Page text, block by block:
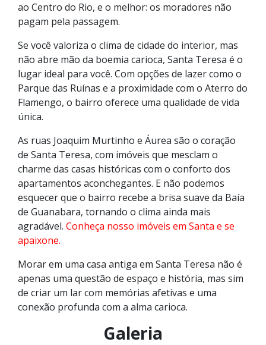
ao Centro do Rio, e o melhor: os moradores não
pagam pela passagem.
Se você valoriza o clima de cidade do interior, mas
não abre mão da boemia carioca, Santa Teresa é o
lugar ideal para você. Com opções de lazer como o
Parque das Ruínas e a proximidade com o Aterro do
Flamengo, o bairro oferece uma qualidade de vida
única.
As ruas Joaquim Murtinho e Áurea são o coração
de Santa Teresa, com imóveis que mesclam o
charme das casas históricas com o conforto dos
apartamentos aconchegantes. E não podemos
esquecer que o bairro recebe a brisa suave da Baía
de Guanabara, tornando o clima ainda mais
agradável. Conheça nosso imóveis em Santa e se
apaixone.
Morar em uma casa antiga em Santa Teresa não é
apenas uma questão de espaço e história, mas sim
de criar um lar com memórias afetivas e uma
conexão profunda com a alma carioca.
Galeria